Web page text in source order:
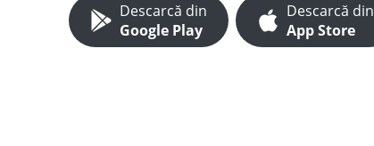
Descarcă din
Google Play
Descarcă din
App Store